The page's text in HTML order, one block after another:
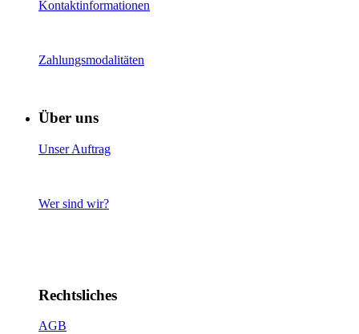
Kontaktinformationen
Zahlungsmodalitäten
Über uns
Unser Auftrag
Wer sind wir?
Rechtsliches
AGB